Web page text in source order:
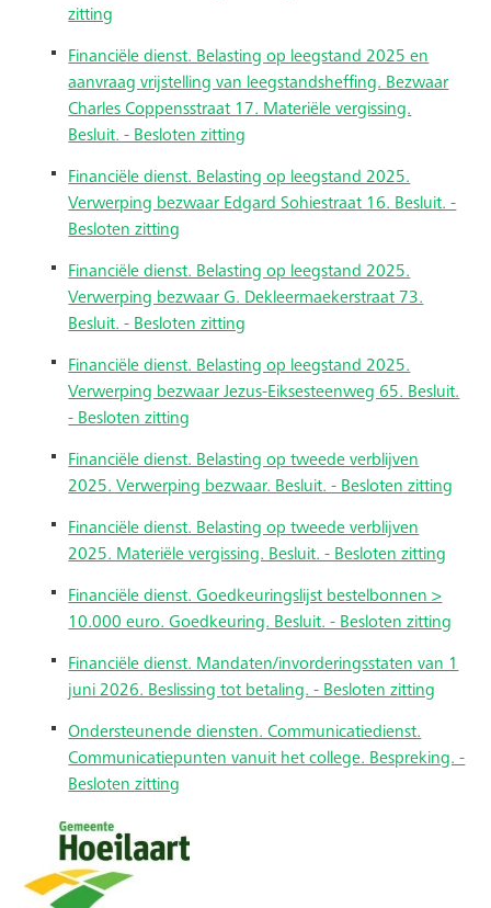
zitting
Financiële dienst. Belasting op leegstand 2025 en
aanvraag vrijstelling van leegstandsheffing. Bezwaar
Charles Coppensstraat 17. Materiële vergissing.
Besluit. - Besloten zitting
Financiële dienst. Belasting op leegstand 2025.
Verwerping bezwaar Edgard Sohiestraat 16. Besluit. -
Besloten zitting
Financiële dienst. Belasting op leegstand 2025.
Verwerping bezwaar G. Dekleermaekerstraat 73.
Besluit. - Besloten zitting
Financiële dienst. Belasting op leegstand 2025.
Verwerping bezwaar Jezus-Eiksesteenweg 65. Besluit.
- Besloten zitting
Financiële dienst. Belasting op tweede verblijven
2025. Verwerping bezwaar. Besluit. - Besloten zitting
Financiële dienst. Belasting op tweede verblijven
2025. Materiële vergissing. Besluit. - Besloten zitting
Financiële dienst. Goedkeuringslijst bestelbonnen >
10.000 euro. Goedkeuring. Besluit. - Besloten zitting
Financiële dienst. Mandaten/invorderingsstaten van 1
juni 2026. Beslissing tot betaling. - Besloten zitting
Ondersteunende diensten. Communicatiedienst.
Communicatiepunten vanuit het college. Bespreking. -
Besloten zitting